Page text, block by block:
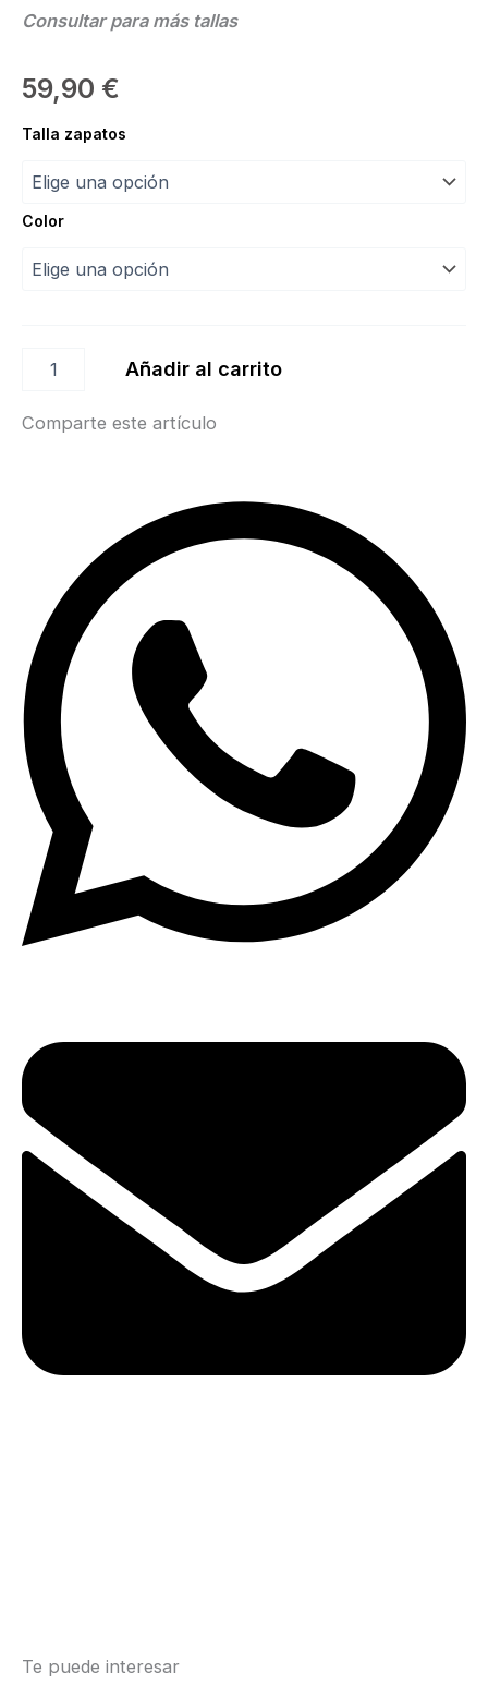
Consultar para más tallas
59,90 €
Talla zapatos
Color
Añadir al carrito
Comparte este artículo
Te puede interesar